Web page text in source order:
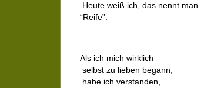
Heute weiß ich, das nennt man
“Reife”.
Als ich mich wirklich
selbst zu lieben begann,
habe ich verstanden,